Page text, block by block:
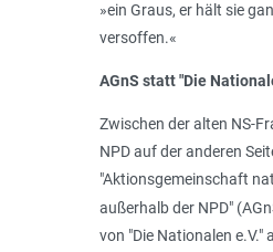
»ein Graus, er hält sie
versoffen.«
AGnS statt "Die
Zwischen der alten NS-
NPD auf der anderen
"Aktionsgemeinschaft
außerhalb der NPD"
von "Die Nationalen e.V."